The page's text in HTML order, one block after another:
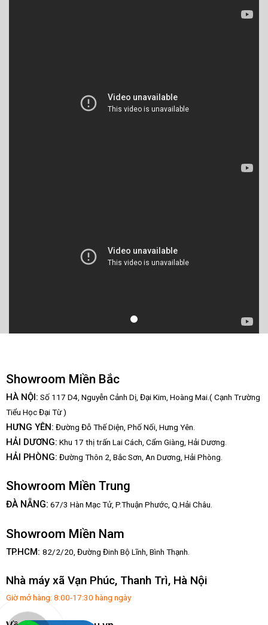
Showroom Miền Bắc
HÀ NỘI: Số 117 D4, Nguyễn Cảnh Dị, Đại Kim, Hoàng Mai.( Cạnh Trường
Tiểu Học Đại Từ )
HƯNG YÊN: Đường Đỗ Thế Diện, Phố Nối, Hưng Yên.
HẢI DƯƠNG: Khu 17 thị trấn Lai Cách, Cẩm Giàng, Hải Dương.
HẢI PHÒNG: Đường Thôn 2, Bắc Sơn, An Dương, Hải Phòng.
Showroom Miền Trung
ĐÀ NẴNG: 67/3 Hàn Mạc Tử, P.Thuận Phước, Q.Hải Châu.
Showroom Miền Nam
TP.HCM: 82/2/20, Đường Đinh Bộ Lĩnh, Bình Thạnh.
Nhà máy xã Vạn Phúc, Thanh Trì, Hà Nội
Giờ mở hàng: 8:00-17:30 hàng ngày